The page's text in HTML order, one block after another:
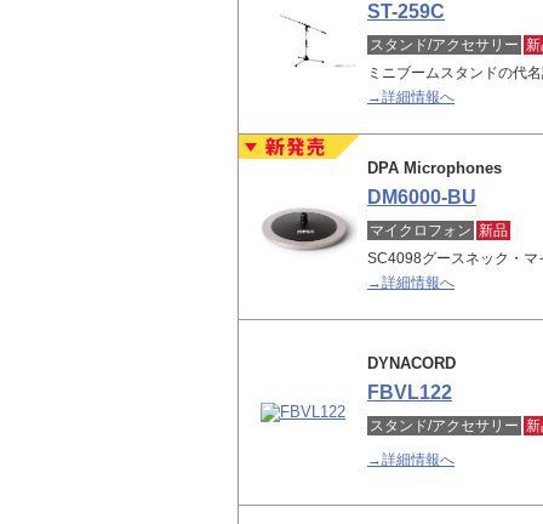
ST-259C
スタンド/アクセサリー
ミニブームスタンドの代
→詳細情報へ
DPA Microphones
DM6000-BU
マイクロフォン 新品
SC4098グースネック・マ
→詳細情報へ
DYNACORD
FBVL122
スタンド/アクセサリー
→詳細情報へ